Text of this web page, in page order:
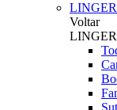
Voltar